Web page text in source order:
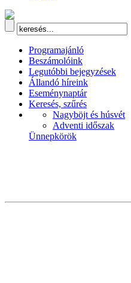
Programajánló
Beszámolóink
Legutóbbi bejegyzések
Állandó híreink
Eseménynaptár
Keresés, szűrés
Nagyböjt és húsvét
Adventi időszak
Ünnepkörök